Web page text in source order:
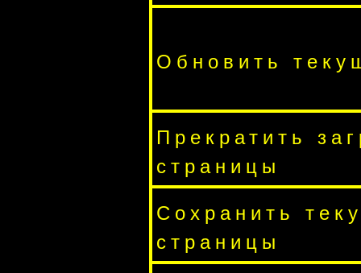
Обновить
Прекратить
страницы
Сохранить
страницы